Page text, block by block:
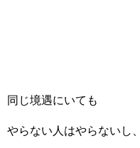
同じ境遇にいても
やらない人はやらないし、